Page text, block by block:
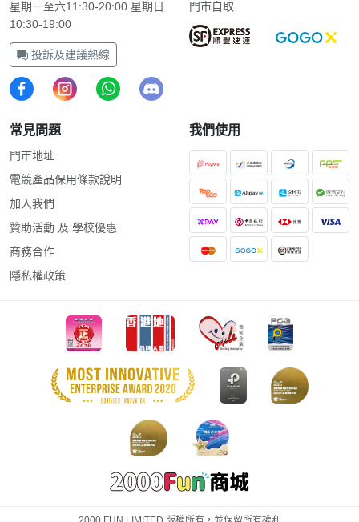
星期一至六11:30-20:00 星期日
10:30-19:00
投訴及建議熱線
門市自取
常見問題
門市地址
電競產品保用條款說明
加入我們
贊助活動 及 學校優惠
商務合作
隱私權政策
我們使用